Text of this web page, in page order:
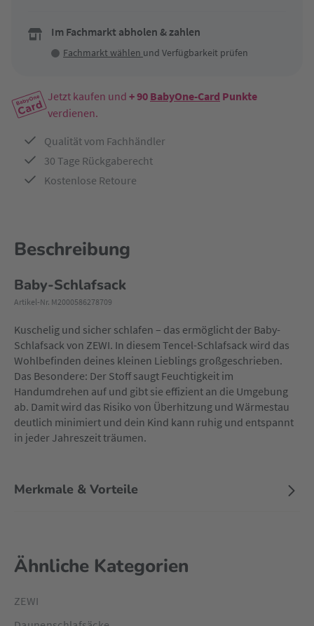
Im Fachmarkt abholen & zahlen
Fachmarkt wählen und Verfügbarkeit prüfen
Jetzt kaufen und + 90 BabyOne-Card Punkte
verdienen.
Qualität vom Fachhändler
30 Tage Rückgaberecht
Kostenlose Retoure
Beschreibung
Baby-Schlafsack
Artikel-Nr. M2000586278709
Kuschelig und sicher schlafen – das ermöglicht der Baby-
Schlafsack von ZEWI. In diesem Tencel-Schlafsack wird das
Wohlbefinden deines kleinen Lieblings großgeschrieben.
Das Besondere: Der Stoff saugt Feuchtigkeit im
Handumdrehen auf und gibt sie effizient an die Umgebung
ab. Damit wird das Risiko von Überhitzung und Wärmestau
deutlich minimiert und dein Kind kann ruhig und entspannt
in jeder Jahreszeit träumen.
Merkmale & Vorteile
Ähnliche Kategorien
ZEWI